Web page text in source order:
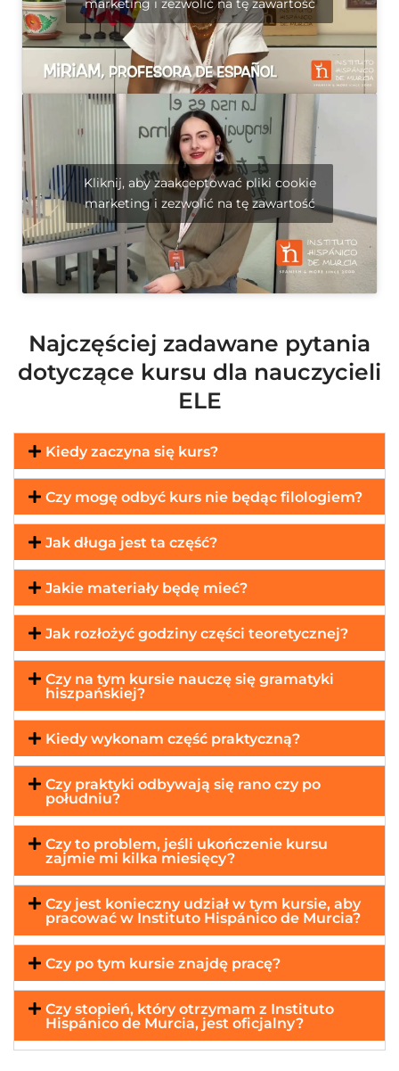
marketing i zezwolić na tę zawartość
Kliknij, aby zaakceptować pliki cookie
marketing i zezwolić na tę zawartość
Najczęściej zadawane pytania
dotyczące kursu dla nauczycieli
ELE
Kiedy zaczyna się kurs?
Czy mogę odbyć kurs nie będąc filologiem?
Jak długa jest ta część?
Jakie materiały będę mieć?
Jak rozłożyć godziny części teoretycznej?
Czy na tym kursie nauczę się gramatyki
hiszpańskiej?
Kiedy wykonam część praktyczną?
Czy praktyki odbywają się rano czy po
południu?
Czy to problem, jeśli ukończenie kursu
zajmie mi kilka miesięcy?
Czy jest konieczny udział w tym kursie, aby
pracować w Instituto Hispánico de Murcia?
Czy po tym kursie znajdę pracę?
Czy stopień, który otrzymam z Instituto
Hispánico de Murcia, jest oficjalny?